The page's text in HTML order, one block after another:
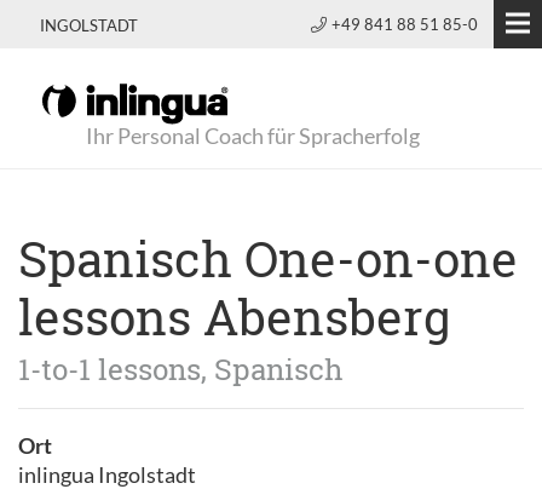
INGOLSTADT +49 841 88 51 85-0
Ihr Personal Coach für Spracherfolg
Spanisch One-on-one
lessons Abensberg
1-to-1 lessons, Spanisch
Ort
inlingua Ingolstadt